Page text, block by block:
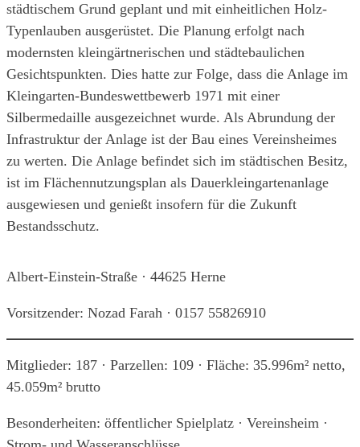
städtischem Grund geplant und mit einheitlichen Holz-
Typenlauben ausgerüstet. Die Planung erfolgt nach
modernsten kleingärtnerischen und städtebaulichen
Gesichtspunkten. Dies hatte zur Folge, dass die Anlage im
Kleingarten-Bundeswettbewerb 1971 mit einer
Silbermedaille ausgezeichnet wurde. Als Abrundung der
Infrastruktur der Anlage ist der Bau eines Vereinsheimes
zu werten. Die Anlage befindet sich im städtischen Besitz,
ist im Flächennutzungsplan als Dauerkleingartenanlage
ausgewiesen und genießt insofern für die Zukunft
Bestandsschutz.
Albert-Einstein-Straße · 44625 Herne
Vorsitzender: Nozad Farah · 0157 55826910
Mitglieder: 187 · Parzellen: 109 · Fläche: 35.996m² netto,
45.059m² brutto
Besonderheiten: öffentlicher Spielplatz · Vereinsheim ·